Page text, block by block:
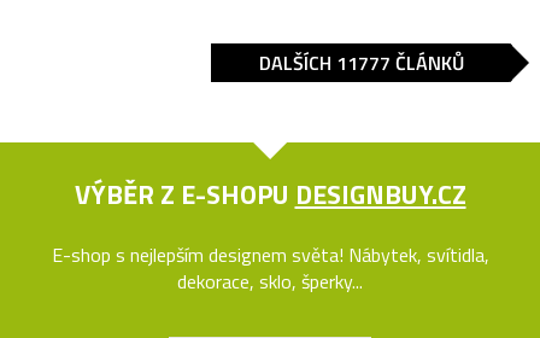
DALŠÍCH 11777 ČLÁNKŮ
VÝBĚR Z E-SHOPU DESIGNBUY.CZ
E-shop s nejlepším designem světa! Nábytek, svítidla,
dekorace, sklo, šperky...